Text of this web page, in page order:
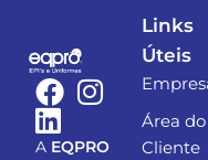
A EQPRO
Links
Úteis
Área do
Cliente